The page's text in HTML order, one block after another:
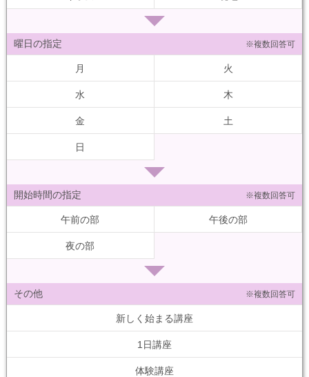
曜日の指定 ※複数回答可
月 火
水 木
金 土
日
開始時間の指定 ※複数回答可
午前の部 午後の部
夜の部
その他 ※複数回答可
新しく始まる講座
1日講座
体験講座